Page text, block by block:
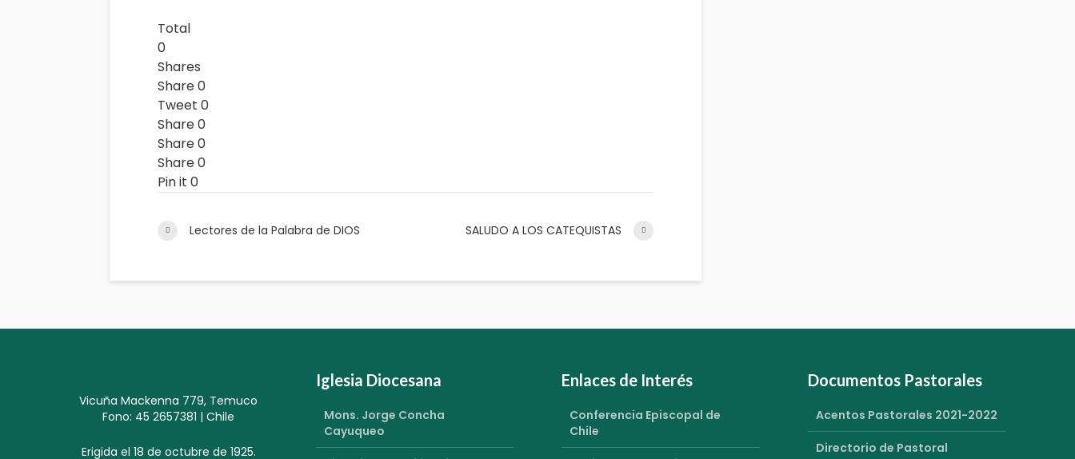
Total
0
Shares
Share0
Tweet 0
Share0
Share0
Share0
Pin it 0
Lectores de la Palabra de DIOS SALUDO A LOS CATEQUISTAS
Vicuña Mackenna 779, Temuco
Fono: 45 2657381 | Chile
Erigida el 18 de octubre de 1925.
Iglesia Diocesana
Mons. Jorge Concha
Cayuqueo
Enlaces de Interés
Conferencia Episcopal de
Chile
Documentos Pastorales
Acentos Pastorales 2021-2022
Directorio de Pastoral